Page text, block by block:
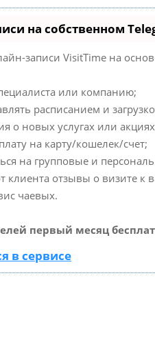
на собственном
записи VisitTime на
или компанию;
расписанием и
о новых услугах или
на карту/кошелек/счет;
на групповые и
отзывы о визите к
чаевых.
первый месяц
в сервисе